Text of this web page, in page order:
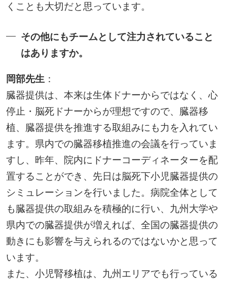
くことも大切だと思っています。
その他にもチームとして注力されていること
はありますか。
岡部先生：
臓器提供は、本来は生体ドナーからではなく、心
停止・脳死ドナーからが理想ですので、臓器移
植、臓器提供を推進する取組みにも力を入れてい
ます。県内での臓器移植推進の会議を行っていま
すし、昨年、院内にドナーコーディネーターを配
置することができ、先日は脳死下小児臓器提供の
シミュレーションを行いました。病院全体として
も臓器提供の取組みを積極的に行い、九州大学や
県内での臓器提供が増えれば、全国の臓器提供の
動きにも影響を与えられるのではないかと思って
います。
また、小児腎移植は、九州エリアでも行っている